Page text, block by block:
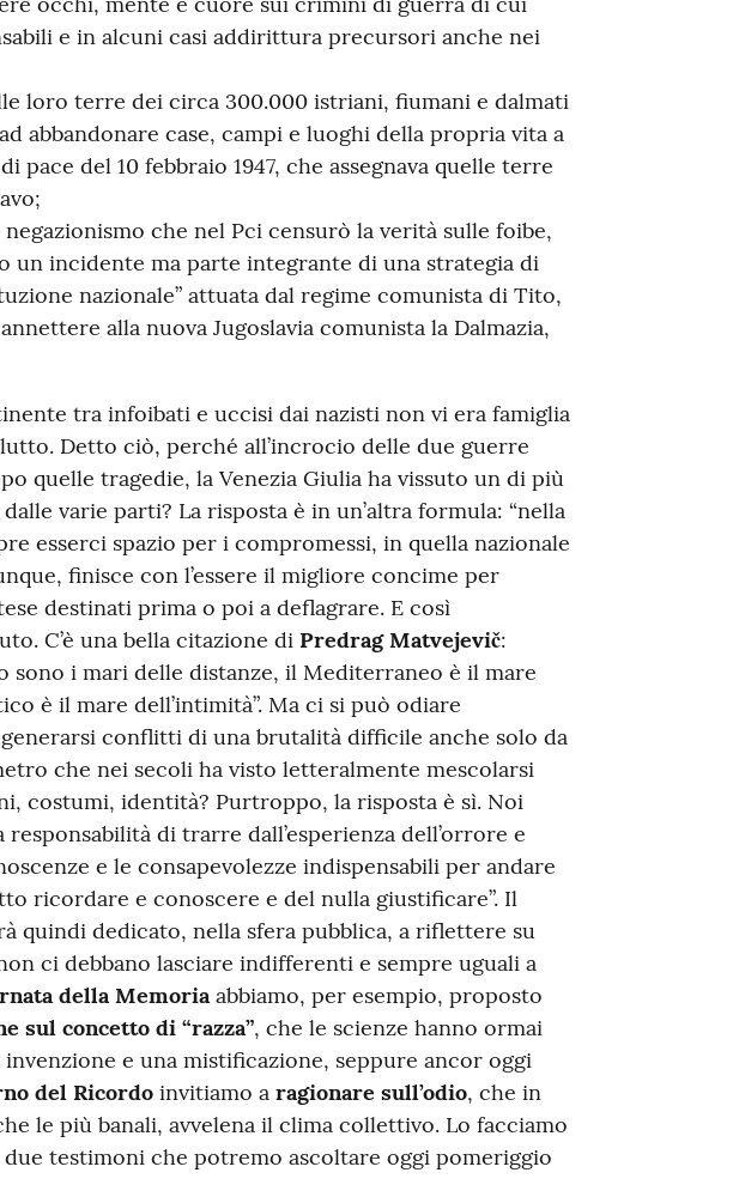
e in alcuni casi addirittura precursori anche nei
loro terre dei circa 300.000 istriani, fiumani e dalmati
abbandonare case, campi e luoghi della propria vita a
pace del 10 febbraio 1947, che assegnava quelle terre
che nel Pci censurò la verità sulle foibe,
un incidente ma parte integrante di una strategia di
nazionale” attuata dal regime comunista di Tito,
alla nuova Jugoslavia comunista la Dalmazia,
tra infoibati e uccisi dai nazisti non vi era famiglia
Detto ciò, perché all’incrocio delle due guerre
quelle tragedie, la Venezia Giulia ha vissuto un di più
varie parti? La risposta è in un’altra formula: “nella
esserci spazio per i compromessi, in quella nazionale
finisce con l’essere il migliore concime per
destinati prima o poi a deflagrare. E così
C’è una bella citazione di Predrag Matvejevič:
sono i mari delle distanze, il Mediterraneo è il mare
è il mare dell’intimità”. Ma ci si può odiare
generarsi conflitti di una brutalità difficile anche solo da
che nei secoli ha visto letteralmente mescolarsi
costumi, identità? Purtroppo, la risposta è sì. Noi
di trarre dall’esperienza dell’orrore e
e le consapevolezze indispensabili per andare
ricordare e conoscere e del nulla giustificare”. Il
quindi dedicato, nella sfera pubblica, a riflettere su
ci debbano lasciare indifferenti e sempre uguali a
della Memoriaabbiamo, per esempio, proposto
sul concetto di “razza”, che le scienze hanno ormai
e una mistificazione, seppure ancor oggi
del Ricordoinvitiamo a ragionare sull’odio, che in
le più banali, avvelena il clima collettivo. Lo facciamo
testimoni che potremo ascoltare oggi pomeriggio